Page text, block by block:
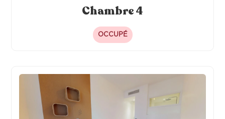
Chambre 4
OCCUPÉ